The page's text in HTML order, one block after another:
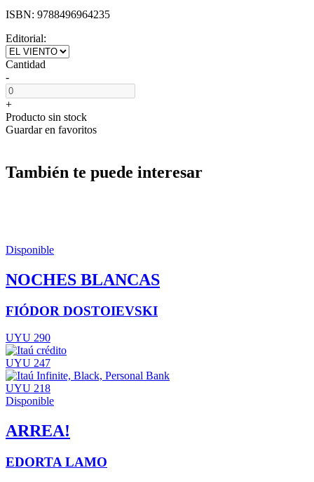
ISBN: 9788496964235
Editorial:
Cantidad
-
+
Producto sin stock
Guardar en favoritos
También te puede interesar
Disponible
NOCHES BLANCAS
FIÓDOR DOSTOIEVSKI
UYU 290
UYU 247
UYU 218
Disponible
ARREA!
EDORTA LAMO